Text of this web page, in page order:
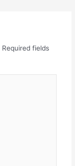
Required fields